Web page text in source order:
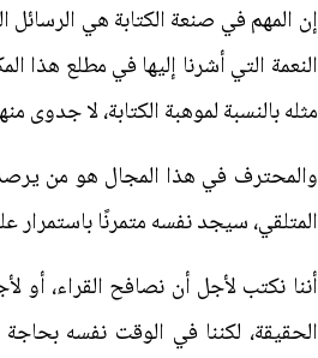
إن المهم في صنعة الكتابة هي الرسائل
النعمة التي أشرنا إليها في مطلع هذا
مثله بالنسبة لموهبة الكتابة، لا
والمحترف في هذا المجال هو من يرصد
المتلقي، سيجد نفسه متمرنًا
أننا نكتب لأجل أن نصافح القراء،
الحقيقة، لكننا في الوقت نفسه